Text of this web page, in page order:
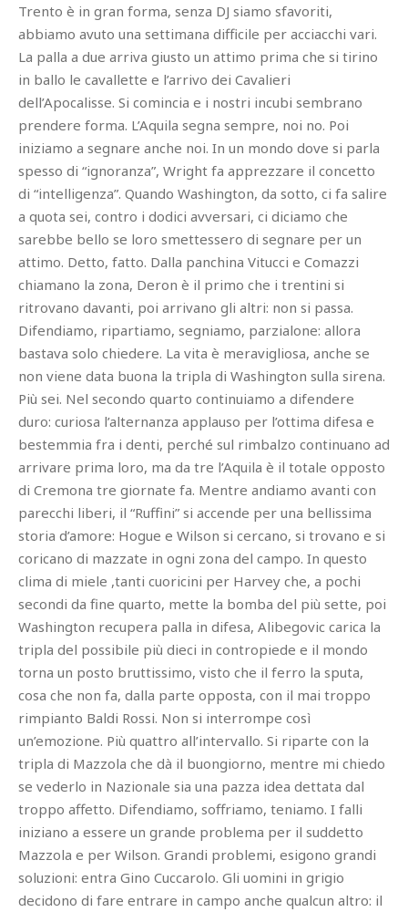
Trento è in gran forma, senza DJ siamo sfavoriti,
abbiamo avuto una settimana difficile per acciacchi vari.
La palla a due arriva giusto un attimo prima che si tirino
in ballo le cavallette e l’arrivo dei Cavalieri
dell’Apocalisse. Si comincia e i nostri incubi sembrano
prendere forma. L’Aquila segna sempre, noi no. Poi
iniziamo a segnare anche noi. In un mondo dove si parla
spesso di “ignoranza”, Wright fa apprezzare il concetto
di “intelligenza”. Quando Washington, da sotto, ci fa salire
a quota sei, contro i dodici avversari, ci diciamo che
sarebbe bello se loro smettessero di segnare per un
attimo. Detto, fatto. Dalla panchina Vitucci e Comazzi
chiamano la zona, Deron è il primo che i trentini si
ritrovano davanti, poi arrivano gli altri: non si passa.
Difendiamo, ripartiamo, segniamo, parzialone: allora
bastava solo chiedere. La vita è meravigliosa, anche se
non viene data buona la tripla di Washington sulla sirena.
Più sei. Nel secondo quarto continuiamo a difendere
duro: curiosa l’alternanza applauso per l’ottima difesa e
bestemmia fra i denti, perché sul rimbalzo continuano ad
arrivare prima loro, ma da tre l’Aquila è il totale opposto
di Cremona tre giornate fa. Mentre andiamo avanti con
parecchi liberi, il “Ruffini” si accende per una bellissima
storia d’amore: Hogue e Wilson si cercano, si trovano e si
coricano di mazzate in ogni zona del campo. In questo
clima di miele ,tanti cuoricini per Harvey che, a pochi
secondi da fine quarto, mette la bomba del più sette, poi
Washington recupera palla in difesa, Alibegovic carica la
tripla del possibile più dieci in contropiede e il mondo
torna un posto bruttissimo, visto che il ferro la sputa,
cosa che non fa, dalla parte opposta, con il mai troppo
rimpianto Baldi Rossi. Non si interrompe così
un’emozione. Più quattro all’intervallo. Si riparte con la
tripla di Mazzola che dà il buongiorno, mentre mi chiedo
se vederlo in Nazionale sia una pazza idea dettata dal
troppo affetto. Difendiamo, soffriamo, teniamo. I falli
iniziano a essere un grande problema per il suddetto
Mazzola e per Wilson. Grandi problemi, esigono grandi
soluzioni: entra Gino Cuccarolo. Gli uomini in grigio
decidono di fare entrare in campo anche qualcun altro: il